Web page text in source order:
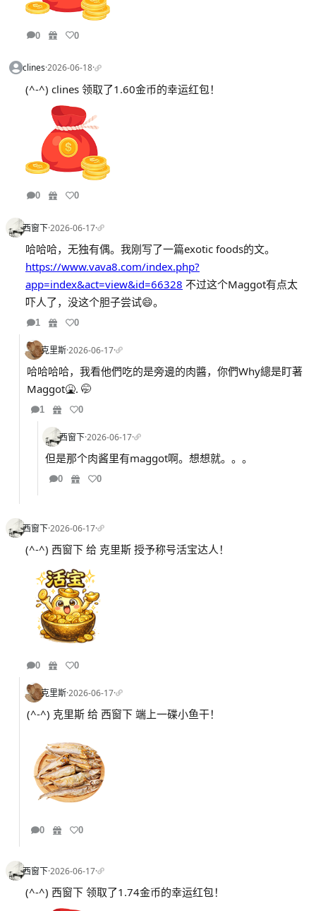
0 0
clines·2026-06-18·
(^-^) clines 领取了1.60金币的幸运红包！
0 0
西窗下·2026-06-17·
哈哈哈，无独有偶。我刚写了一篇exotic foods的文。
https://www.vava8.com/index.php?
app=index&act=view&id=66328 不过这个Maggot有点太
吓人了，没这个胆子尝试😄。
1 0
克里斯·2026-06-17·
哈哈哈哈，我看他們吃的是旁邊的肉醬，你們Why總是盯著
Maggot🤮. 🤭
1 0
西窗下·2026-06-17·
但是那个肉酱里有maggot啊。想想就。。。
0 0
西窗下·2026-06-17·
(^-^) 西窗下 给 克里斯 授予称号活宝达人！
0 0
克里斯·2026-06-17·
(^-^) 克里斯 给 西窗下 端上一碟小鱼干！
0 0
西窗下·2026-06-17·
(^-^) 西窗下 领取了1.74金币的幸运红包！